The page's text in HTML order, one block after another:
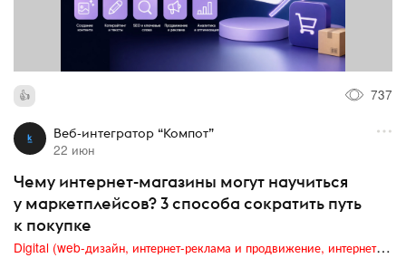
737
Веб-интегратор “Компот”
22 июн
Чему интернет-магазины могут научиться
у маркетплейсов? 3 способа сократить путь
к покупке
Digital (web-дизайн, интернет-реклама и продвижение, интернет-сообщества и блоги, интернет-коммуникации, мобильный маркетинг, реклама на цифровых экранах)